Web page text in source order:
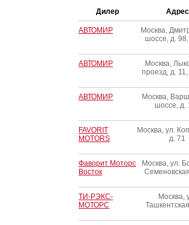
Дилер Адрес
АВТОМИР
Москва,
шоссе, д. 98,
АВТОМИР
Москва,
проезд, д. 11,
АВТОМИР
Москва,
шоссе, д.
FAVORIT
MOTORS
Москва, ул.
д. 71
Фаворит Моторс
Восток
Москва, ул.
ТИ-РЭКС-
МОТОРС
Москва,